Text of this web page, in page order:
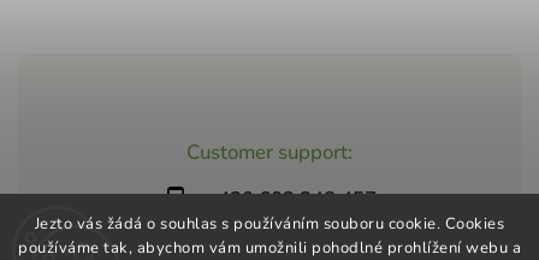
Jezto vás žádá o souhlas s používáním souboru cookie. Cookies
používáme tak, abychom vám umožnili pohodlné prohlížení webu a
Customer support:
+420 603 248 457
info@jeztomarket.cz